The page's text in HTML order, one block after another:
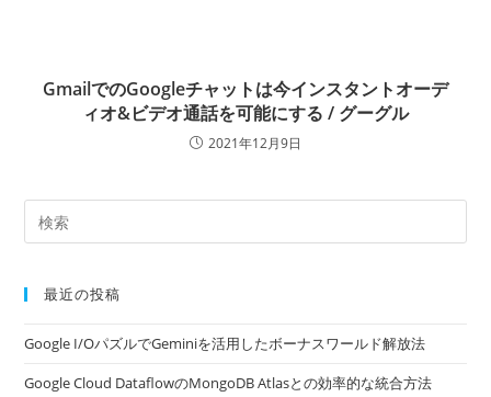
GmailでのGoogleチャットは今インスタントオーデ
ィオ&ビデオ通話を可能にする / グーグル
2021年12月9日
最近の投稿
Google I/OパズルでGeminiを活用したボーナスワールド解放法
Google Cloud DataflowのMongoDB Atlasとの効率的な統合方法